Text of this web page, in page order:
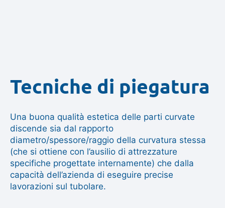
Tecniche di piegatura
Una buona qualità estetica delle parti curvate
discende sia dal rapporto
diametro/spessore/raggio della curvatura stessa
(che si ottiene con l’ausilio di attrezzature
specifiche progettate internamente) che dalla
capacità dell’azienda di eseguire precise
lavorazioni sul tubolare.